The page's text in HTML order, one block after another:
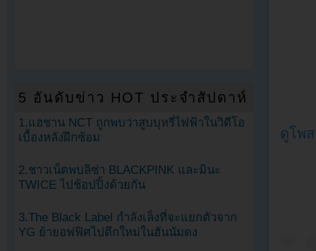
ดูโพ
5 อันดับข่าว HOT ประจำสัปดาห์
1.แฮชาน NCT ถูกพบว่าสูบบุหรี่ไฟฟ้าในวิดีโอ
เบื้องหลังฝึกซ้อม
2.ชาวเน็ตพบลิซ่า BLACKPINK และมินะ
TWICE ไปช้อปปิ้งด้วยกัน
3.The Black Label กำลังเล็งที่จะแยกตัวจาก
YG ย้ายอฟฟิศไปตึกใหม่ในฮันนัมดง